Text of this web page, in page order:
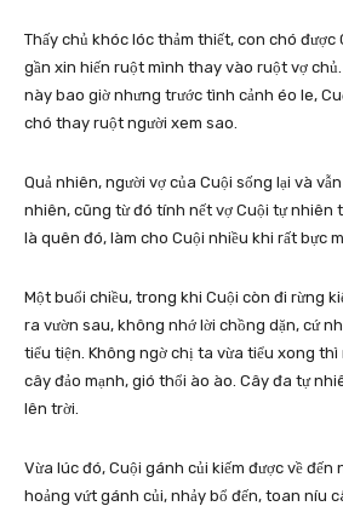
Thấy chủ khóc lóc thảm thiết, con chó được
gần xin hiến ruột mình thay vào ruột vợ
này bao giờ nhưng trước tình cảnh éo le,
chó thay ruột người xem sao.
Quả nhiên, người vợ của Cuội sống lại và
nhiên, cũng từ đó tính nết vợ Cuội tự nhiên
là quên đó, làm cho Cuội nhiều khi rất bực
Một buổi chiều, trong khi Cuội còn đi rừng
ra vườn sau, không nhớ lời chồng dặn, cứ
tiểu tiện. Không ngờ chị ta vừa tiểu xong thì
cây đảo mạnh, gió thổi ào ào. Cây đa tự
lên trời.
Vừa lúc đó, Cuội gánh củi kiếm được về đến
hoảng vứt gánh củi, nhảy bổ đến, toan níu